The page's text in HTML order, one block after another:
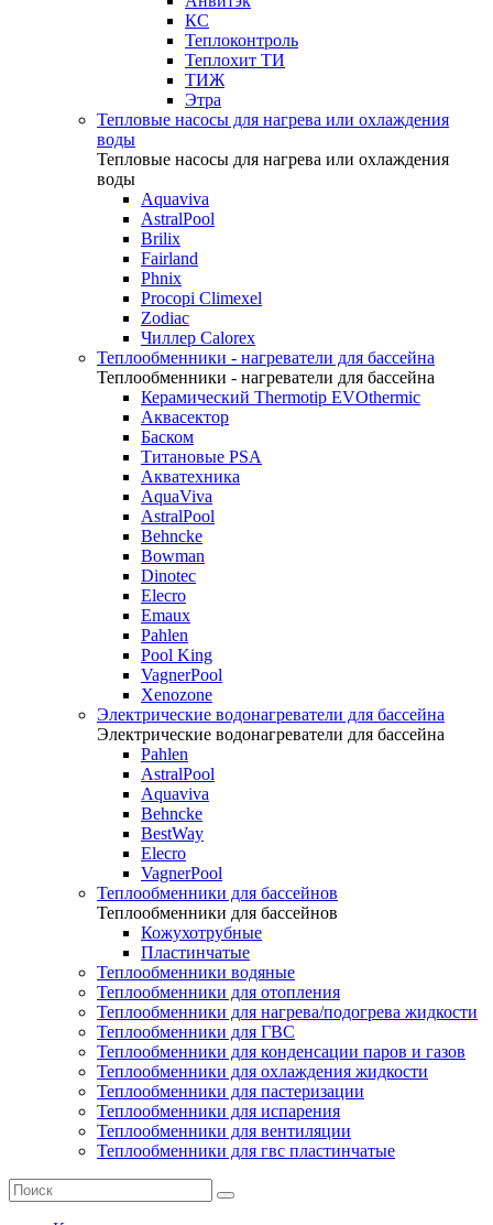
КС
Теплоконтроль
Теплохит ТИ
ТИЖ
Этра
Тепловые насосы для нагрева или охлаждения
воды
Тепловые насосы для нагрева или охлаждения
воды
Aquaviva
AstralPool
Brilix
Fairland
Phnix
Procopi Climexel
Zodiac
Чиллер Calorex
Теплообменники - нагреватели для бассейна
Теплообменники - нагреватели для бассейна
Керамический Thermotip EVOthermic
Аквасектор
Баском
Титановые PSA
Акватехника
AquaViva
AstralPool
Behncke
Bowman
Dinotec
Elecro
Emaux
Pahlen
Pool King
VagnerPool
Xenozone
Электрические водонагреватели для бассейна
Электрические водонагреватели для бассейна
Pahlen
AstralPool
Aquaviva
Behncke
BestWay
Elecro
VagnerPool
Теплообменники для бассейнов
Теплообменники для бассейнов
Кожухотрубные
Пластинчатые
Теплообменники водяные
Теплообменники для отопления
Теплообменники для нагрева/подогрева жидкости
Теплообменники для ГВС
Теплообменники для конденсации паров и газов
Теплообменники для охлаждения жидкости
Теплообменники для пастеризации
Теплообменники для испарения
Теплообменники для вентиляции
Теплообменники для гвс пластинчатые